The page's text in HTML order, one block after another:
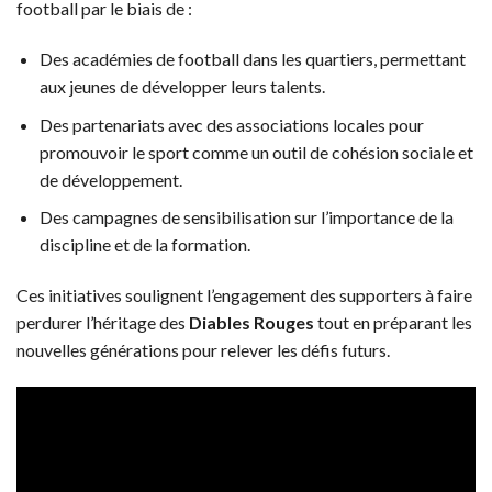
football par le biais de :
Des académies de football dans les quartiers, permettant
aux jeunes de développer leurs talents.
Des partenariats avec des associations locales pour
promouvoir le sport comme un outil de cohésion sociale et
de développement.
Des campagnes de sensibilisation sur l’importance de la
discipline et de la formation.
Ces initiatives soulignent l’engagement des supporters à faire
perdurer l’héritage des Diables Rouges tout en préparant les
nouvelles générations pour relever les défis futurs.